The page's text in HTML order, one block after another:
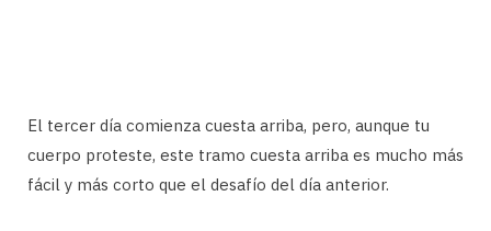
El tercer día comienza cuesta arriba, pero, aunque tu
cuerpo proteste, este tramo cuesta arriba es mucho más
fácil y más corto que el desafío del día anterior.